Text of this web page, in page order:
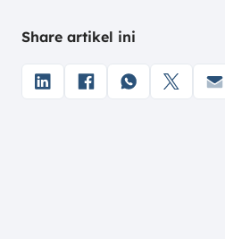
Strategis Berbasis Data
Karyawan melalui
Penilaian
Share artikel ini